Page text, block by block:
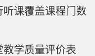
听课覆盖课程门数
学质量评价表